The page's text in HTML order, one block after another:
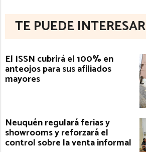
TE PUEDE INTERESAR
El ISSN cubrirá el 100% en
anteojos para sus afiliados
mayores
Neuquén regulará ferias y
showrooms y reforzará el
control sobre la venta informal